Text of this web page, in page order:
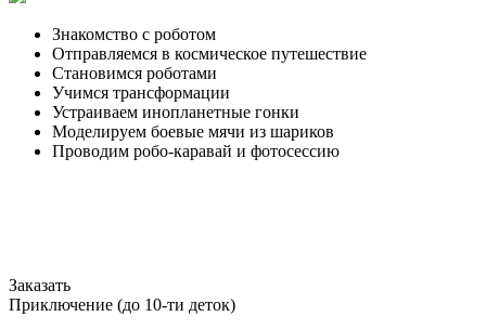
Знакомство с роботом
Отправляемся в космическое путешествие
Становимся роботами
Учимся трансформации
Устраиваем инопланетные гонки
Моделируем боевые мячи из шариков
Проводим робо-каравай и фотосессию
Заказать
Приключение (до 10-ти деток)